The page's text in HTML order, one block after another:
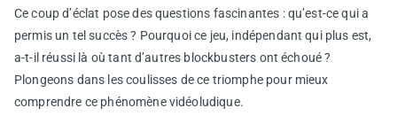
Ce coup d’éclat pose des questions fascinantes : qu’est-ce qui a
permis un tel succès ? Pourquoi ce jeu, indépendant qui plus est,
a-t-il réussi là où tant d’autres blockbusters ont échoué ?
Plongeons dans les coulisses de ce triomphe pour mieux
comprendre ce phénomène vidéoludique.